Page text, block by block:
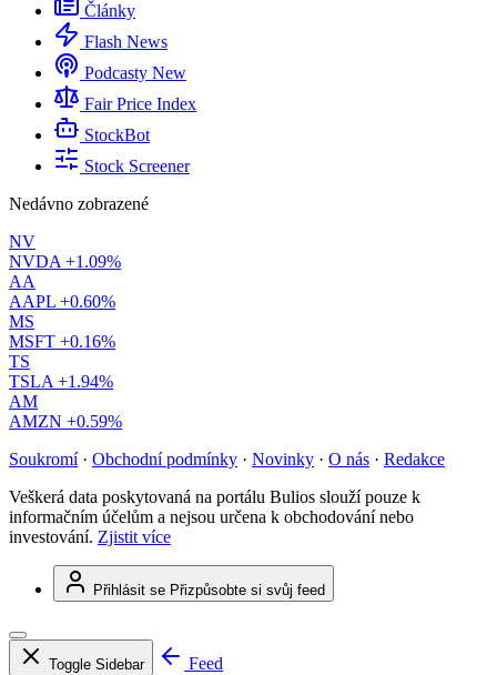
Články
Flash News
Podcasty New
Fair Price Index
StockBot
Stock Screener
Nedávno zobrazené
NV
NVDA +1.09%
AA
AAPL +0.60%
MS
MSFT +0.16%
TS
TSLA +1.94%
AM
AMZN +0.59%
Soukromí · Obchodní podmínky · Novinky · O nás · Redakce
Veškerá data poskytovaná na portálu Bulios slouží pouze k
informačním účelům a nejsou určena k obchodování nebo
investování. Zjistit více
Přihlásit se Přizpůsobte si svůj feed
Toggle Sidebar
Feed